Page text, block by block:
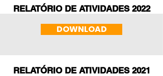
RELATÓRIO DE ATIVIDADES 2022
DOWNLOAD
RELATÓRIO DE ATIVIDADES 2021